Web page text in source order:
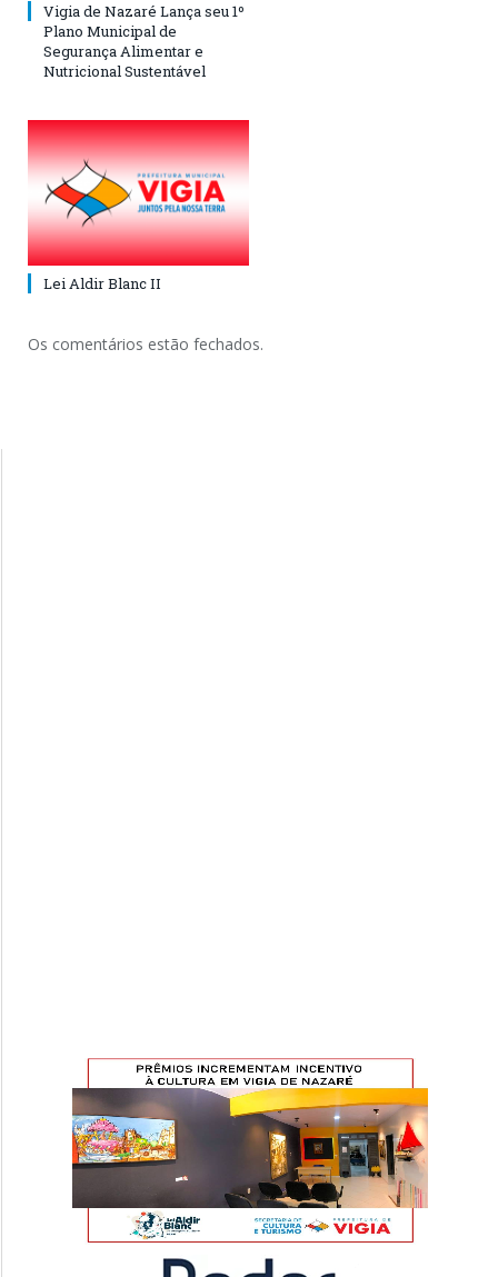
Vigia de Nazaré Lança seu 1º
Plano Municipal de
Segurança Alimentar e
Nutricional Sustentável
Lei Aldir Blanc II
Os comentários estão fechados.